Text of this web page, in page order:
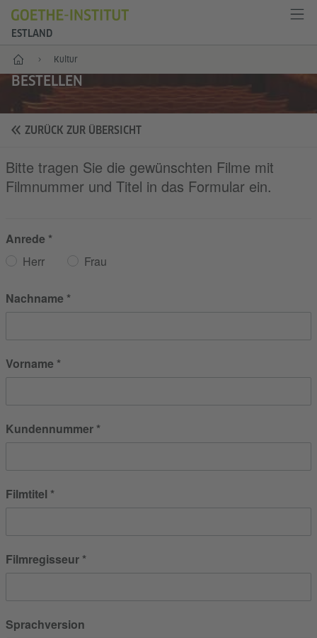
ESTLAND
Start Kultur
BESTELLEN
ZURÜCK ZUR ÜBERSICHT
Bitte tragen Sie die gewünschten Filme mit
Filmnummer und Titel in das Formular ein.
Anrede
Herr
Frau
Nachname
Vorname
Kundennummer
Filmtitel
Filmregisseur
Sprachversion